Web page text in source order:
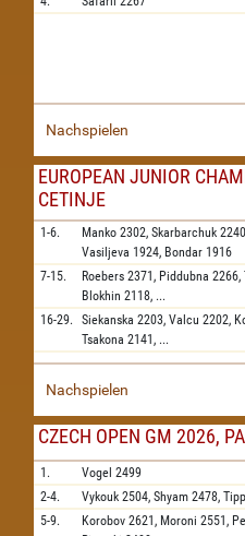
Nachspielen
EUROPEAN JUNIOR
CETINJE
1-6. Manko 2302, Skarbarchuk
Vasiljeva 1924, Bondar 1916
7-15. Roebers 2371, Piddubna 2266,
Blokhin 2118, ...
16-29. Siekanska 2203, Valcu 2202,
Tsakona 2141, ...
Nachspielen
CZECH OPEN GM 2026,
1. Vogel 2499
2-4.
Vykouk 2504, Shyam 2478,
5-9.
Korobov 2621, Moroni 2551,